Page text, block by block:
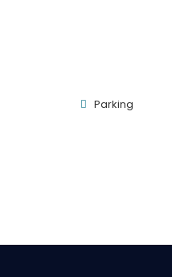
Parking